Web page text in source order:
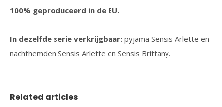
100% geproduceerd in de EU.
In dezelfde serie verkrijgbaar: pyjama Sensis Arlette en
nachthemden Sensis Arlette en Sensis Brittany.
Related articles